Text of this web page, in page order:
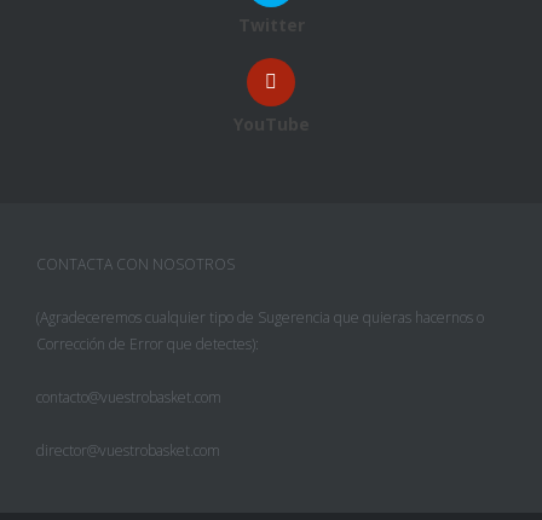
Twitter
YouTube
CONTACTA CON NOSOTROS
(Agradeceremos cualquier tipo de Sugerencia que quieras hacernos o
Corrección de Error que detectes):
contacto@vuestrobasket.com
director@vuestrobasket.com